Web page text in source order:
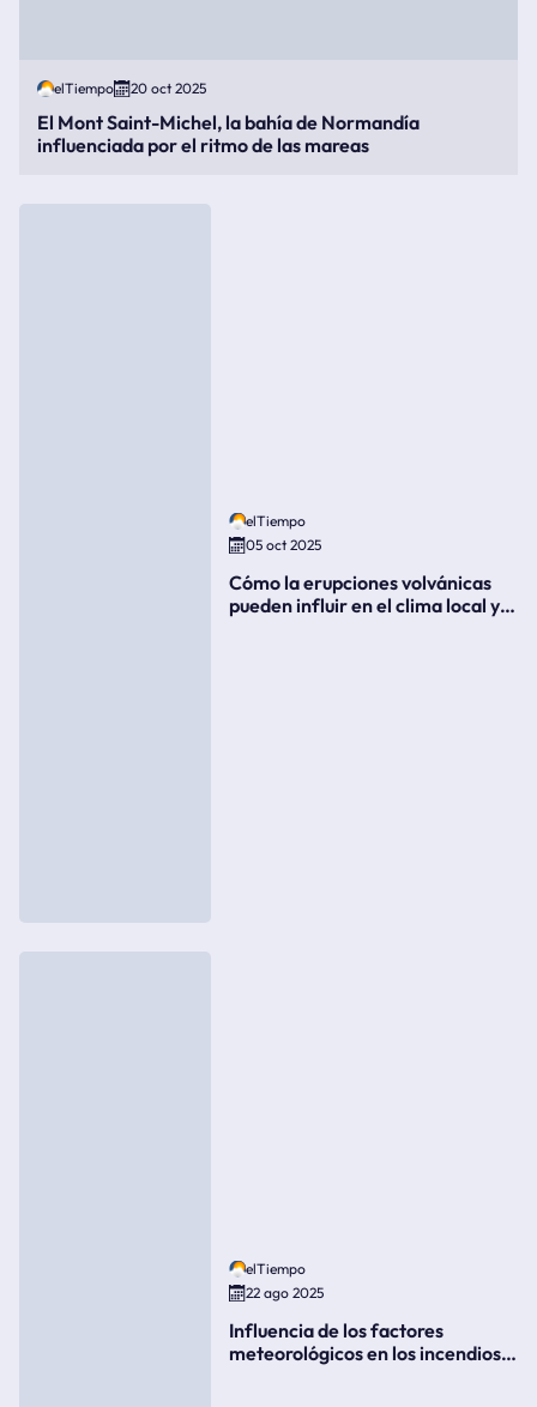
elTiempo 20 oct 2025
El Mont Saint-Michel, la bahía de Normandía
influenciada por el ritmo de las mareas
elTiempo
05 oct 2025
Cómo la erupciones volvánicas
pueden influir en el clima local y
elTiempo
22 ago 2025
Influencia de los factores
meteorológicos en los incendios